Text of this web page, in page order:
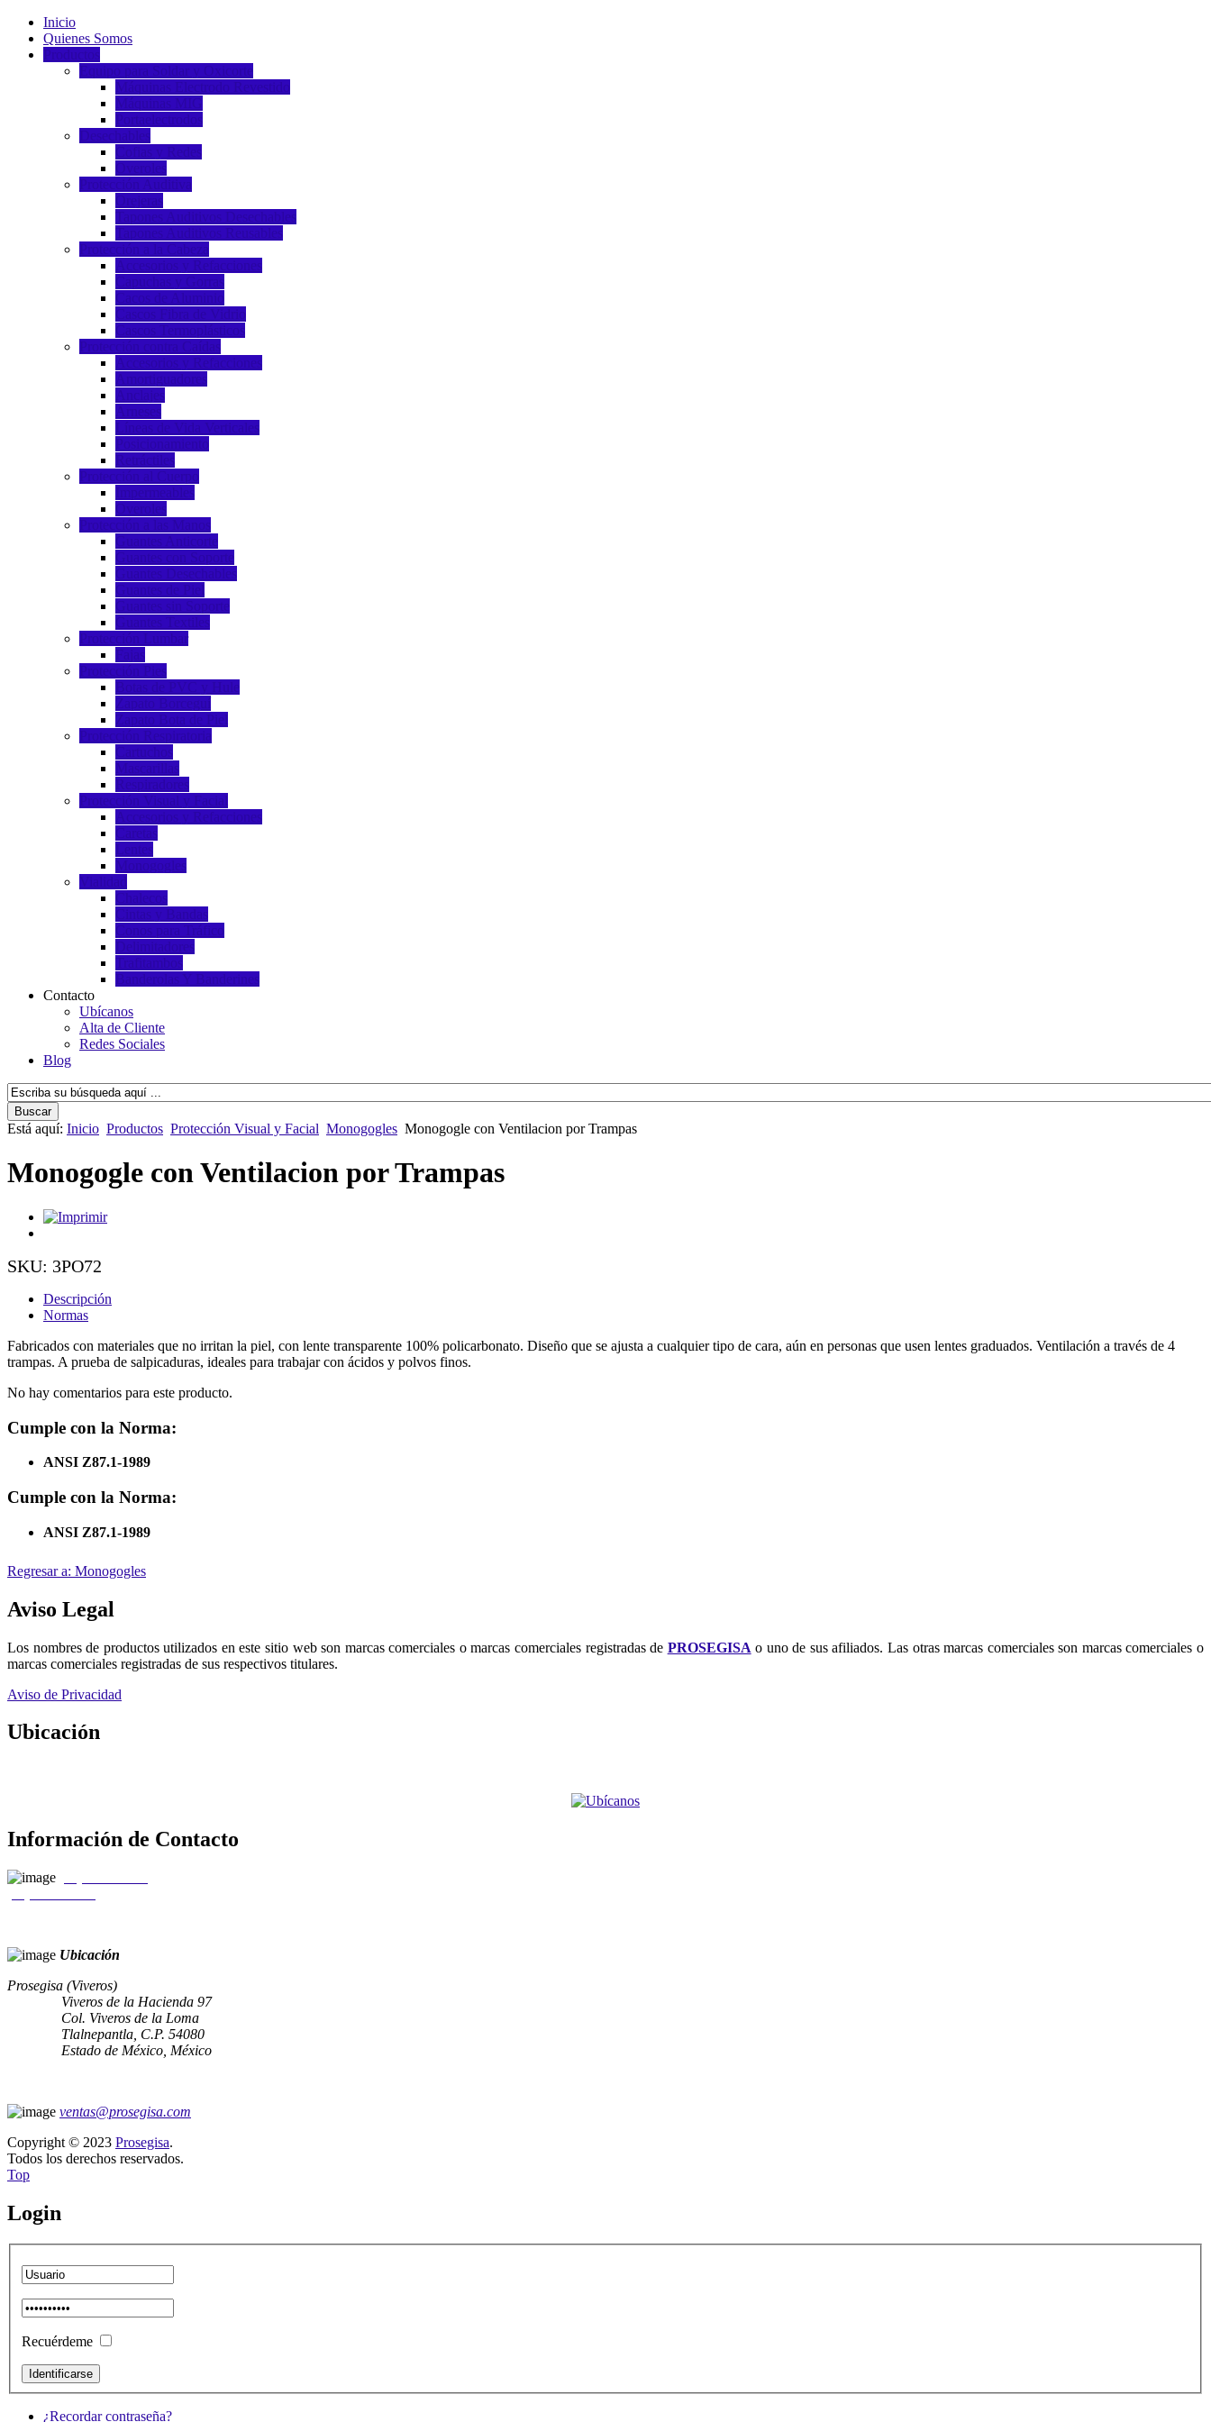
Inicio
Quienes Somos
Productos
Equipo para Soldar y Oxicorte
Máquinas Electrodo Revestido
Máquinas MIG
Portaelectrodos
Desechables
Cofias y Redes
Overoles
Protección Auditiva
Orejeras
Tapones Auditivos Desechables
Tapones Auditivos Reusables
Protección a la Cabeza
Accesorios y Refacciones
Capuchas y Gorras
Cacos de Aluminio
Cascos Fibra de Vidrio
Cascos Termoplásticos
Protección contra Caídas
Accesorios y Refacciones
Amortiguadores
Anclajes
Arneses
Líneas de Vida Verticales
Posicionamiento
Retráctiles
Protección al Cuerpo
Impermeables
Overoles
Protección a las Manos
Guantes Anticorte
Guantes con Soporte
Guantes Desechables
Guantes de Piel
Guantes sin Soporte
Guantes Textiles
Protección Lumbar
Fajas
Protección Pies
Botas de PVC y Hule
Zapato Borceguí
Zapato Bota de Piel
Protección Respiratoria
Cartuchos
Mascarillas
Respiradores
Protección Visual y Facial
Accesorios y Refacciones
Caretas
Lentes
Monogogles
Vialidad
Chalecos
Cintas y Bandas
Conos para Tráfico
Delimitadores
Trafitambos
Banderolas Y Banderines
Contacto
Ubícanos
Alta de Cliente
Redes Sociales
Blog
Está aquí: Inicio Productos Protección Visual y Facial Monogogles Monogogle con Ventilacion por Trampas
Monogogle con Ventilacion por Trampas
SKU: 3PO72
Descripción
Normas
Fabricados con materiales que no irritan la piel, con lente transparente 100% policarbonato. Diseño que se ajusta a cualquier tipo de cara, aún en personas que usen lentes graduados. Ventilación a través de 4
trampas. A prueba de salpicaduras, ideales para trabajar con ácidos y polvos finos.
No hay comentarios para este producto.
Cumple con la Norma:
ANSI Z87.1-1989
Cumple con la Norma:
ANSI Z87.1-1989
Regresar a: Monogogles
Aviso Legal
Los nombres de productos utilizados en este sitio web son marcas comerciales o marcas comerciales registradas de PROSEGISA o uno de sus afiliados. Las otras marcas comerciales son marcas comerciales o
marcas comerciales registradas de sus respectivos titulares.
Aviso de Privacidad
Ubicación
Información de Contacto
Ubicación
Prosegisa (Viveros)
Viveros de la Hacienda 97
Col. Viveros de la Loma
Tlalnepantla, C.P. 54080
Estado de México, México
ventas@prosegisa.com
Copyright © 2023 Prosegisa.
Todos los derechos reservados.
Top
Login
Recuérdeme
¿Recordar contraseña?